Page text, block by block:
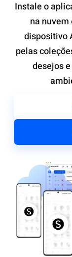
Instale o
na nuvem
dispositivo
pelas
desejos